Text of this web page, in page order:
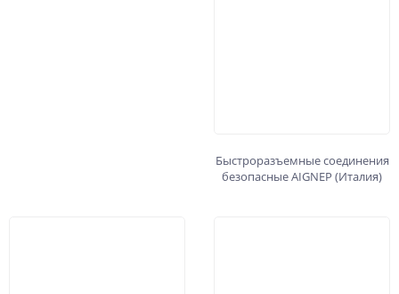
Быстроразъемные соединения
безопасные AIGNEP (Италия)